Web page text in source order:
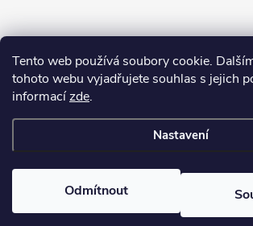
Tento web používá soubory cookie.
tohoto webu vyjadřujete souhlas s jejich
informacízde.
Nastavení
Odmítnout
Jak vybírat puškohled
puškohledy.cz. Všechna